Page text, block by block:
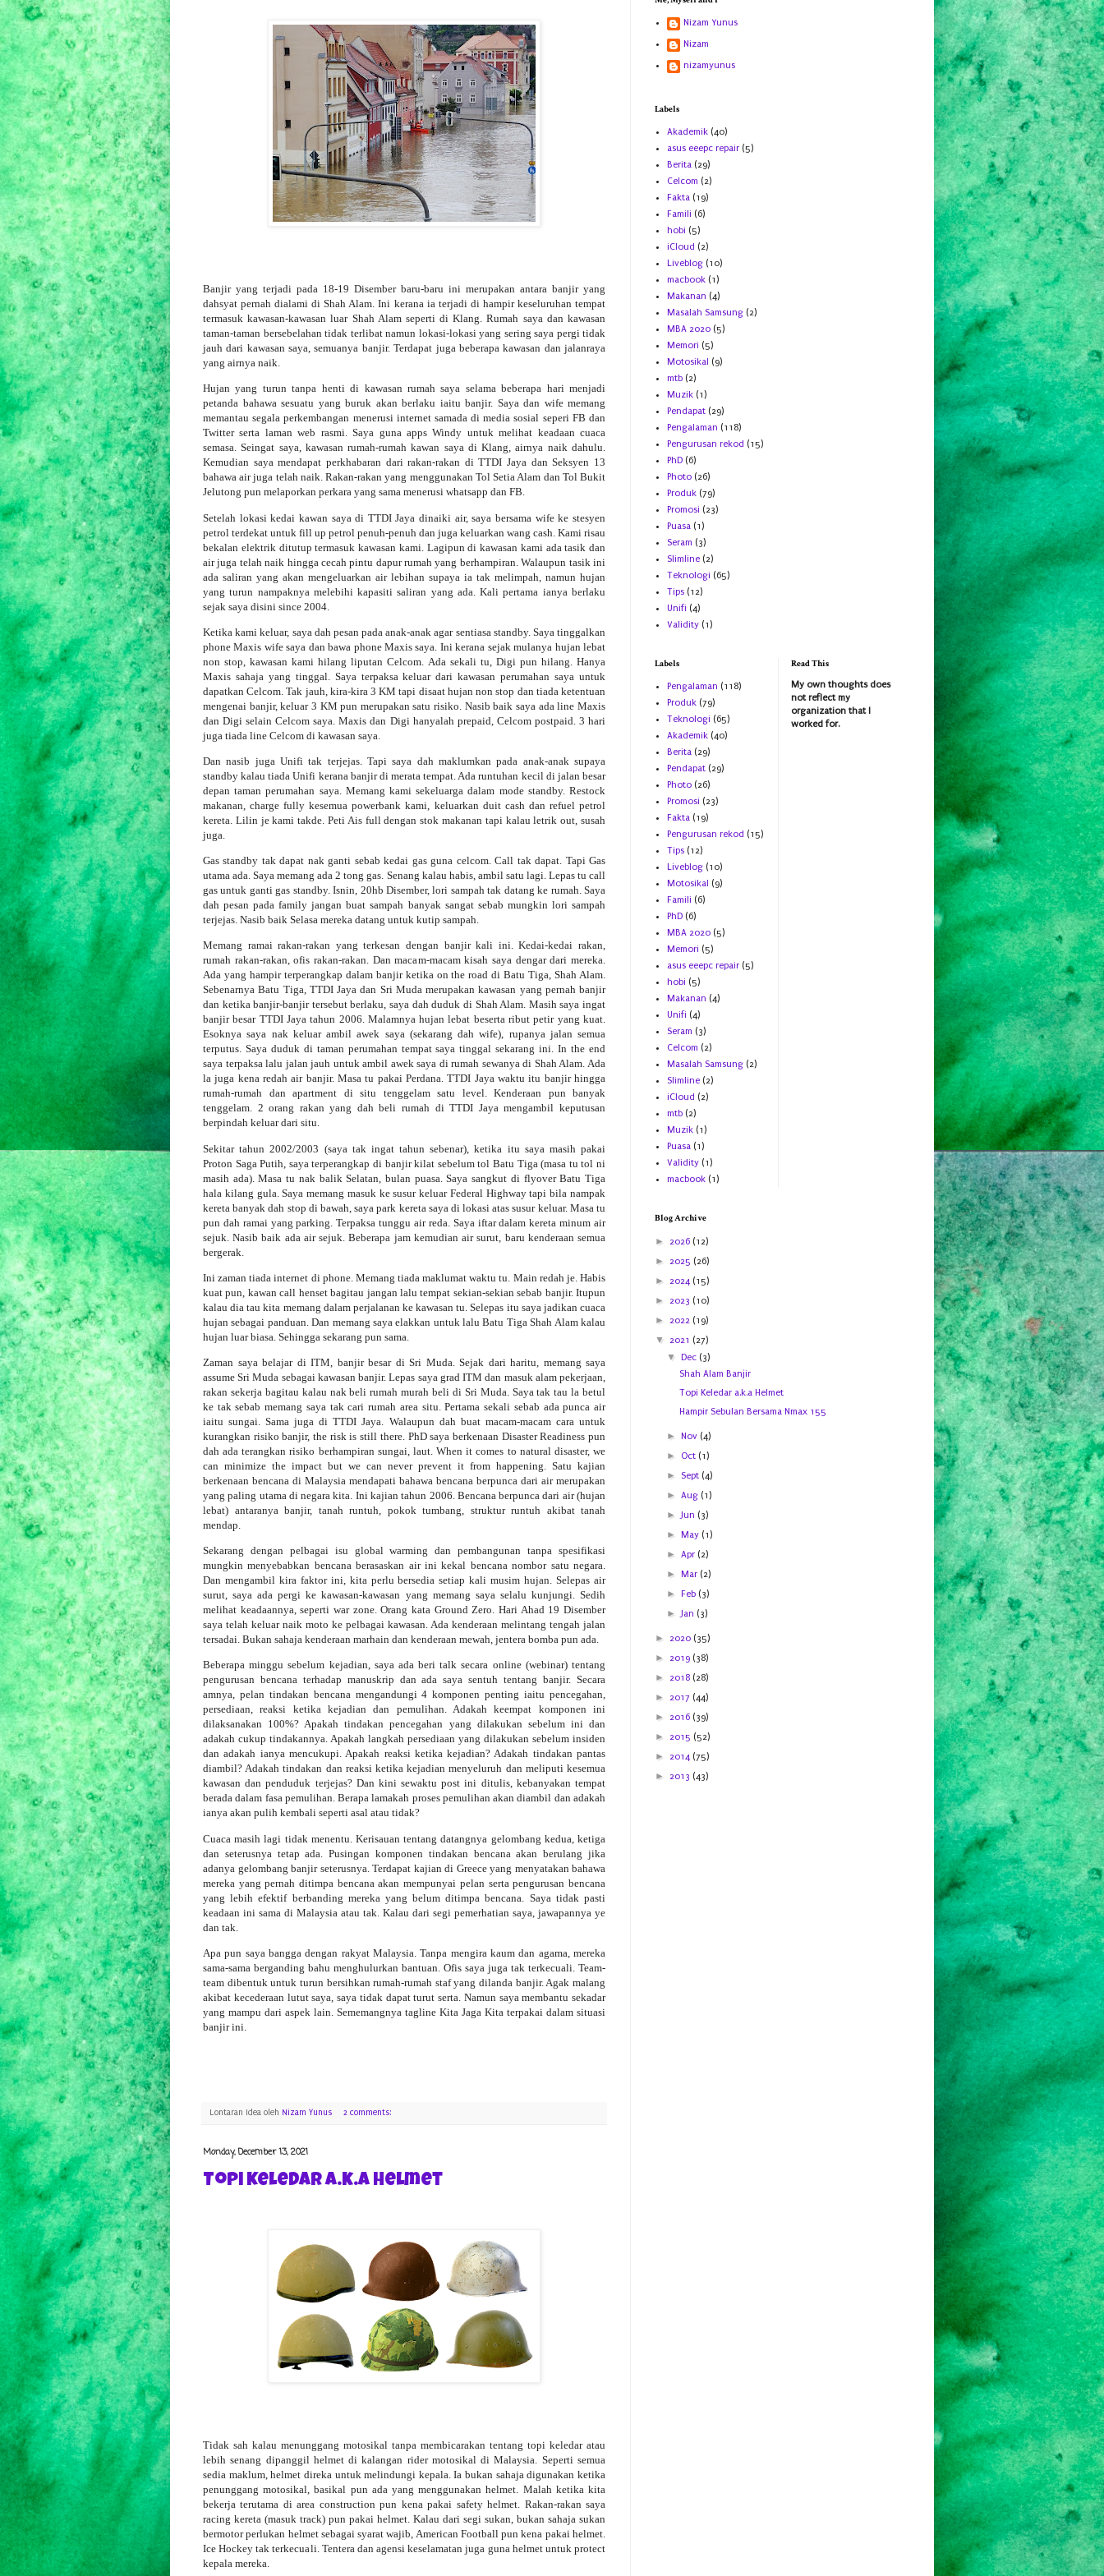
Banjir yang terjadi pada 18-19 Disember baru-baru ini merupakan antara banjir yang
dahsyat pernah dialami di Shah Alam. Ini kerana ia terjadi di hampir keseluruhan tempat
termasuk kawasan-kawasan luar Shah Alam seperti di Klang. Rumah saya dan kawasan
taman-taman bersebelahan tidak terlibat namun lokasi-lokasi yang sering saya pergi tidak
jauh dari kawasan saya, semuanya banjir. Terdapat juga beberapa kawasan dan jalanraya
yang airnya naik.
Hujan yang turun tanpa henti di kawasan rumah saya selama beberapa hari menjadi
petanda bahawa sesuatu yang buruk akan berlaku iaitu banjir. Saya dan wife memang
memantau segala perkembangan menerusi internet samada di media sosial seperi FB dan
Twitter serta laman web rasmi. Saya guna apps Windy untuk melihat keadaan cuaca
semasa. Seingat saya, kawasan rumah-rumah kawan saya di Klang, airnya naik dahulu.
Kemudian saya mendapat perkhabaran dari rakan-rakan di TTDI Jaya dan Seksyen 13
bahawa air juga telah naik. Rakan-rakan yang menggunakan Tol Setia Alam dan Tol Bukit
Jelutong pun melaporkan perkara yang sama menerusi whatsapp dan FB.
Setelah lokasi kedai kawan saya di TTDI Jaya dinaiki air, saya bersama wife ke stesyen
petrol terdekat untuk fill up petrol penuh-penuh dan juga keluarkan wang cash. Kami risau
bekalan elektrik ditutup termasuk kawasan kami. Lagipun di kawasan kami ada tasik dan
air juga telah naik hingga cecah pintu dapur rumah yang berhampiran. Walaupun tasik ini
ada saliran yang akan mengeluarkan air lebihan supaya ia tak melimpah, namun hujan
yang turun nampaknya melebihi kapasiti saliran yang ada. Kali pertama ianya berlaku
sejak saya disini since 2004.
Ketika kami keluar, saya dah pesan pada anak-anak agar sentiasa standby. Saya tinggalkan
phone Maxis wife saya dan bawa phone Maxis saya. Ini kerana sejak mulanya hujan lebat
non stop, kawasan kami hilang liputan Celcom. Ada sekali tu, Digi pun hilang. Hanya
Maxis sahaja yang tinggal. Saya terpaksa keluar dari kawasan perumahan saya untuk
dapatkan Celcom. Tak jauh, kira-kira 3 KM tapi disaat hujan non stop dan tiada ketentuan
mengenai banjir, keluar 3 KM pun merupakan satu risiko. Nasib baik saya ada line Maxis
dan Digi selain Celcom saya. Maxis dan Digi hanyalah prepaid, Celcom postpaid. 3 hari
juga tiada line Celcom di kawasan saya.
Dan nasib juga Unifi tak terjejas. Tapi saya dah maklumkan pada anak-anak supaya
standby kalau tiada Unifi kerana banjir di merata tempat. Ada runtuhan kecil di jalan besar
depan taman perumahan saya. Memang kami sekeluarga dalam mode standby. Restock
makanan, charge fully kesemua powerbank kami, keluarkan duit cash dan refuel petrol
kereta. Lilin je kami takde. Peti Ais full dengan stok makanan tapi kalau letrik out, susah
juga.
Gas standby tak dapat nak ganti sebab kedai gas guna celcom. Call tak dapat. Tapi Gas
utama ada. Saya memang ada 2 tong gas. Senang kalau habis, ambil satu lagi. Lepas tu call
gas untuk ganti gas standby. Isnin, 20hb Disember, lori sampah tak datang ke rumah. Saya
dah pesan pada family jangan buat sampah banyak sangat sebab mungkin lori sampah
terjejas. Nasib baik Selasa mereka datang untuk kutip sampah.
Memang ramai rakan-rakan yang terkesan dengan banjir kali ini. Kedai-kedai rakan,
rumah rakan-rakan, ofis rakan-rakan. Dan macam-macam kisah saya dengar dari mereka.
Ada yang hampir terperangkap dalam banjir ketika on the road di Batu Tiga, Shah Alam.
Sebenarnya Batu Tiga, TTDI Jaya dan Sri Muda merupakan kawasan yang pernah banjir
dan ketika banjir-banjir tersebut berlaku, saya dah duduk di Shah Alam. Masih saya ingat
banjir besar TTDI Jaya tahun 2006. Malamnya hujan lebat beserta ribut petir yang kuat.
Esoknya saya nak keluar ambil awek saya (sekarang dah wife), rupanya jalan semua
terputus. Saya duduk di taman perumahan tempat saya tinggal sekarang ini. In the end
saya terpaksa lalu jalan jauh untuk ambil awek saya di rumah sewanya di Shah Alam. Ada
la juga kena redah air banjir. Masa tu pakai Perdana. TTDI Jaya waktu itu banjir hingga
rumah-rumah dan apartment di situ tenggelam satu level. Kenderaan pun banyak
tenggelam. 2 orang rakan yang dah beli rumah di TTDI Jaya mengambil keputusan
berpindah keluar dari situ.
Sekitar tahun 2002/2003 (saya tak ingat tahun sebenar), ketika itu saya masih pakai
Proton Saga Putih, saya terperangkap di banjir kilat sebelum tol Batu Tiga (masa tu tol ni
masih ada). Masa tu nak balik Selatan, bulan puasa. Saya sangkut di flyover Batu Tiga
hala kilang gula. Saya memang masuk ke susur keluar Federal Highway tapi bila nampak
kereta banyak dah stop di bawah, saya park kereta saya di lokasi atas susur keluar. Masa tu
pun dah ramai yang parking. Terpaksa tunggu air reda. Saya iftar dalam kereta minum air
sejuk. Nasib baik ada air sejuk. Beberapa jam kemudian air surut, baru kenderaan semua
bergerak.
Ini zaman tiada internet di phone. Memang tiada maklumat waktu tu. Main redah je. Habis
kuat pun, kawan call henset bagitau jangan lalu tempat sekian-sekian sebab banjir. Itupun
kalau dia tau kita memang dalam perjalanan ke kawasan tu. Selepas itu saya jadikan cuaca
hujan sebagai panduan. Dan memang saya elakkan untuk lalu Batu Tiga Shah Alam kalau
hujan luar biasa. Sehingga sekarang pun sama.
Zaman saya belajar di ITM, banjir besar di Sri Muda. Sejak dari haritu, memang saya
assume Sri Muda sebagai kawasan banjir. Lepas saya grad ITM dan masuk alam pekerjaan,
rakan sekerja bagitau kalau nak beli rumah murah beli di Sri Muda. Saya tak tau la betul
ke tak sebab memang saya tak cari rumah area situ. Pertama sekali sebab ada punca air
iaitu sungai. Sama juga di TTDI Jaya. Walaupun dah buat macam-macam cara untuk
kurangkan risiko banjir, the risk is still there. PhD saya berkenaan Disaster Readiness pun
dah ada terangkan risiko berhampiran sungai, laut. When it comes to natural disaster, we
can minimize the impact but we can never prevent it from happening. Satu kajian
berkenaan bencana di Malaysia mendapati bahawa bencana berpunca dari air merupakan
yang paling utama di negara kita. Ini kajian tahun 2006. Bencana berpunca dari air (hujan
lebat) antaranya banjir, tanah runtuh, pokok tumbang, struktur runtuh akibat tanah
mendap.
Sekarang dengan pelbagai isu global warming dan pembangunan tanpa spesifikasi
mungkin menyebabkan bencana berasaskan air ini kekal bencana nombor satu negara.
Dan mengambil kira faktor ini, kita perlu bersedia setiap kali musim hujan. Selepas air
surut, saya ada pergi ke kawasan-kawasan yang memang saya selalu kunjungi. Sedih
melihat keadaannya, seperti war zone. Orang kata Ground Zero. Hari Ahad 19 Disember
saya telah keluar naik moto ke pelbagai kawasan. Ada kenderaan melintang tengah jalan
tersadai. Bukan sahaja kenderaan marhain dan kenderaan mewah, jentera bomba pun ada.
Beberapa minggu sebelum kejadian, saya ada beri talk secara online (webinar) tentang
pengurusan bencana terhadap manuskrip dan ada saya sentuh tentang banjir. Secara
amnya, pelan tindakan bencana mengandungi 4 komponen penting iaitu pencegahan,
persediaan, reaksi ketika kejadian dan pemulihan. Adakah keempat komponen ini
dilaksanakan 100%? Apakah tindakan pencegahan yang dilakukan sebelum ini dan
adakah cukup tindakannya. Apakah langkah persediaan yang dilakukan sebelum insiden
dan adakah ianya mencukupi. Apakah reaksi ketika kejadian? Adakah tindakan pantas
diambil? Adakah tindakan dan reaksi ketika kejadian menyeluruh dan meliputi kesemua
kawasan dan penduduk terjejas? Dan kini sewaktu post ini ditulis, kebanyakan tempat
berada dalam fasa pemulihan. Berapa lamakah proses pemulihan akan diambil dan adakah
ianya akan pulih kembali seperti asal atau tidak?
Cuaca masih lagi tidak menentu. Kerisauan tentang datangnya gelombang kedua, ketiga
dan seterusnya tetap ada. Pusingan komponen tindakan bencana akan berulang jika
adanya gelombang banjir seterusnya. Terdapat kajian di Greece yang menyatakan bahawa
mereka yang pernah ditimpa bencana akan mempunyai pelan serta pengurusan bencana
yang lebih efektif berbanding mereka yang belum ditimpa bencana. Saya tidak pasti
keadaan ini sama di Malaysia atau tak. Kalau dari segi pemerhatian saya, jawapannya ye
dan tak.
Apa pun saya bangga dengan rakyat Malaysia. Tanpa mengira kaum dan agama, mereka
sama-sama berganding bahu menghulurkan bantuan. Ofis saya juga tak terkecuali. Team-
team dibentuk untuk turun bersihkan rumah-rumah staf yang dilanda banjir. Agak malang
akibat kecederaan lutut saya, saya tidak dapat turut serta. Namun saya membantu sekadar
yang mampu dari aspek lain. Sememangnya tagline Kita Jaga Kita terpakai dalam situasi
banjir ini.
Lontaran Idea oleh Nizam Yunus 2 comments:
Monday, December 13, 2021
Topi Keledar a.k.a Helmet
Tidak sah kalau menunggang motosikal tanpa membicarakan tentang topi keledar atau
lebih senang dipanggil helmet di kalangan rider motosikal di Malaysia. Seperti semua
sedia maklum, helmet direka untuk melindungi kepala. Ia bukan sahaja digunakan ketika
penunggang motosikal, basikal pun ada yang menggunakan helmet. Malah ketika kita
bekerja terutama di area construction pun kena pakai safety helmet. Rakan-rakan saya
racing kereta (masuk track) pun pakai helmet. Kalau dari segi sukan, bukan sahaja sukan
bermotor perlukan helmet sebagai syarat wajib, American Football pun kena pakai helmet.
Ice Hockey tak terkecuali. Tentera dan agensi keselamatan juga guna helmet untuk protect
kepala mereka.
Nizam Yunus
Nizam
nizamyunus
Labels
Akademik (40)
asus eeepc repair (5)
Berita (29)
Celcom (2)
Fakta (19)
Famili (6)
hobi (5)
iCloud (2)
Liveblog (10)
macbook (1)
Makanan (4)
Masalah Samsung (2)
MBA 2020 (5)
Memori (5)
Motosikal (9)
mtb (2)
Muzik (1)
Pendapat (29)
Pengalaman (118)
Pengurusan rekod (15)
PhD (6)
Photo (26)
Produk (79)
Promosi (23)
Puasa (1)
Seram (3)
Slimline (2)
Teknologi (65)
Tips (12)
Unifi (4)
Validity (1)
Labels
Pengalaman (118)
Produk (79)
Teknologi (65)
Akademik (40)
Berita (29)
Pendapat (29)
Photo (26)
Promosi (23)
Fakta (19)
Pengurusan rekod (15)
Tips (12)
Liveblog (10)
Motosikal (9)
Famili (6)
PhD (6)
MBA 2020 (5)
Memori (5)
asus eeepc repair (5)
hobi (5)
Makanan (4)
Unifi (4)
Seram (3)
Celcom (2)
Masalah Samsung (2)
Slimline (2)
iCloud (2)
mtb (2)
Muzik (1)
Puasa (1)
Validity (1)
macbook (1)
Read This
My own thoughts does
not reflect my
organization that I
worked for.
Blog Archive
►
2026 (12)
► 2025 (26)
► 2024 (15)
► 2023 (10)
► 2022 (19)
▼ 2021 (27)
▼Dec (3)
Shah Alam Banjir
Topi Keledar a.k.a Helmet
Hampir Sebulan Bersama Nmax 155
►Nov (4)
► Oct (1)
► Sept (4)
►Aug (1)
►Jun (3)
►May (1)
►Apr (2)
►Mar (2)
►Feb (3)
►Jan (3)
► 2020 (35)
► 2019 (38)
► 2018 (28)
► 2017 (44)
► 2016 (39)
► 2015 (52)
► 2014 (75)
► 2013 (43)